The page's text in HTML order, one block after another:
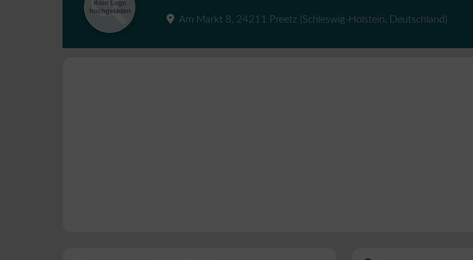
Am Markt 8, 24211 Preetz (Schleswig-Holstein, Deutschland )